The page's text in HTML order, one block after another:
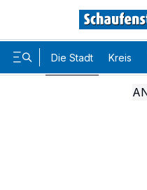
Die Stadt Kreis